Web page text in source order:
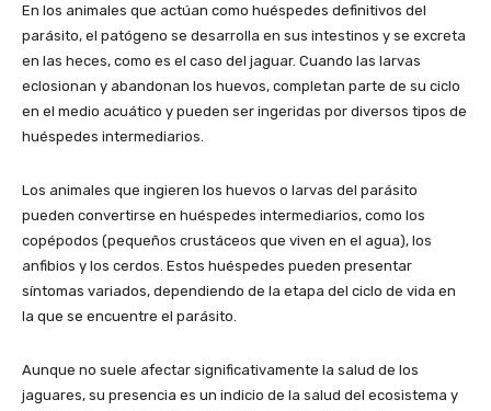
En los animales que actúan como huéspedes definitivos del
parásito, el patógeno se desarrolla en sus intestinos y se excreta
en las heces, como es el caso del jaguar. Cuando las larvas
eclosionan y abandonan los huevos, completan parte de su ciclo
en el medio acuático y pueden ser ingeridas por diversos tipos de
huéspedes intermediarios.
Los animales que ingieren los huevos o larvas del parásito
pueden convertirse en huéspedes intermediarios, como los
copépodos (pequeños crustáceos que viven en el agua), los
anfibios y los cerdos. Estos huéspedes pueden presentar
síntomas variados, dependiendo de la etapa del ciclo de vida en
la que se encuentre el parásito.
Aunque no suele afectar significativamente la salud de los
jaguares, su presencia es un indicio de la salud del ecosistema y